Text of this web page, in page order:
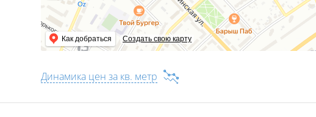
Как добраться Создать свою карту
Динамика цен за кв. метр